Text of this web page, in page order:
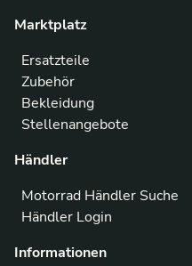
Marktplatz
Ersatzteile
Zubehör
Bekleidung
Stellenangebote
Händler
Motorrad Händler Suche
Händler Login
Informationen